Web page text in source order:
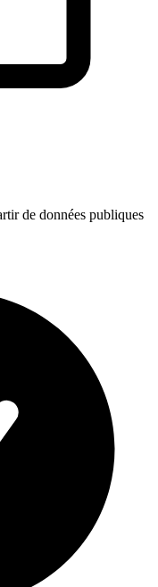
de données publiques